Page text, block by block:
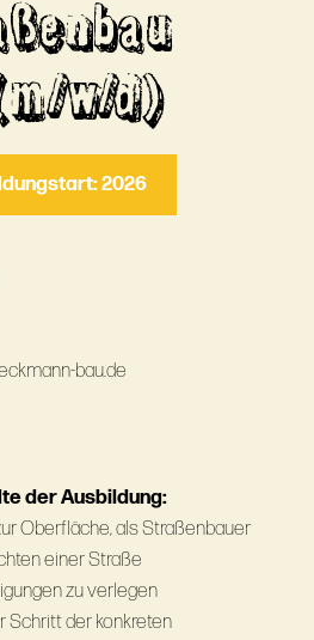
w/d)
2026
bau.de
der Ausbildung:
Oberfläche, als Straßenbauer
einer Straße
zu verlegen
Schritt der konkreten